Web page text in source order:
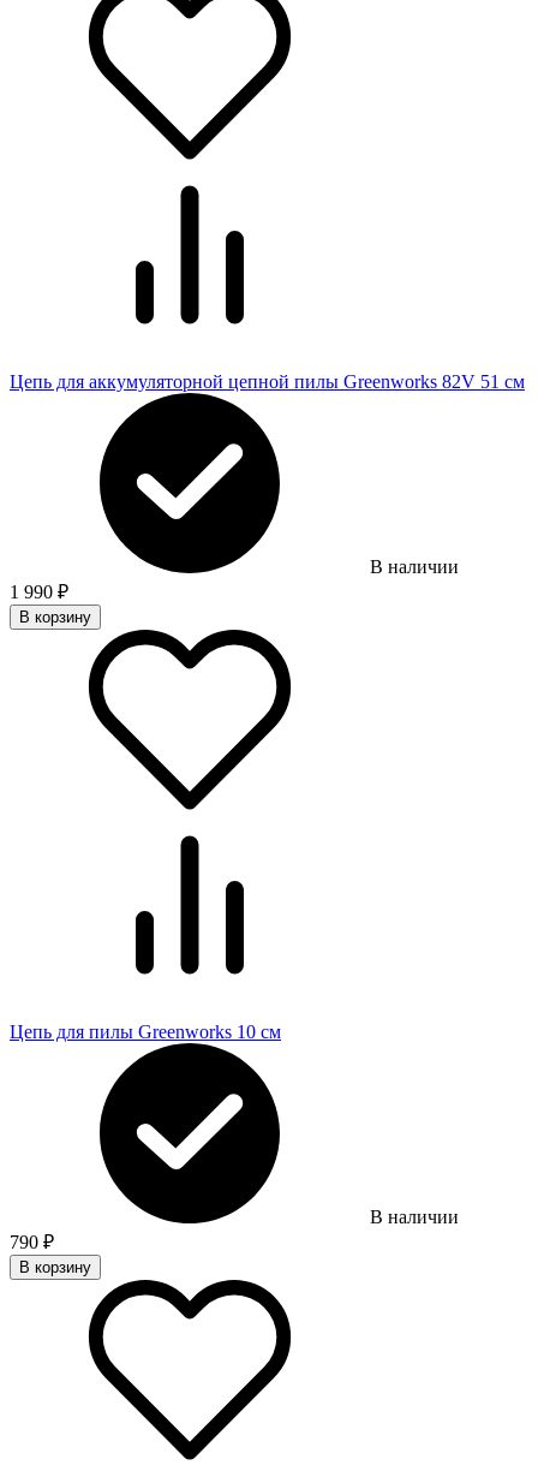
Цепь для аккумуляторной цепной пилы Greenworks 82V 51 см
В наличии
1 990 ₽
В корзину
Цепь для пилы Greenworks 10 см
В наличии
790 ₽
В корзину